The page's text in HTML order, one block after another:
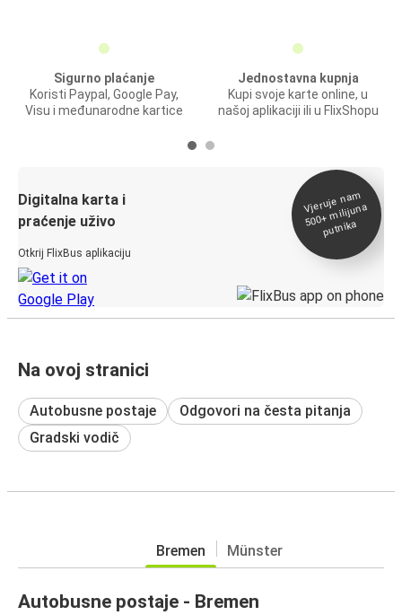
Sigurno plaćanje
Koristi Paypal, Google Pay,
Visu i međunarodne kartice
Jednostavna kupnja
Kupi svoje karte online, u
našoj aplikaciji ili u FlixShopu
Digitalna karta i
praćenje uživo
Otkrij FlixBus aplikaciju
Vjeruje na
m
500+
milijuna
putnika
Na ovoj stranici
Autobusne postaje
Odgovori na česta pitanja
Gradski vodič
Bremen Münster
Autobusne postaje - Bremen